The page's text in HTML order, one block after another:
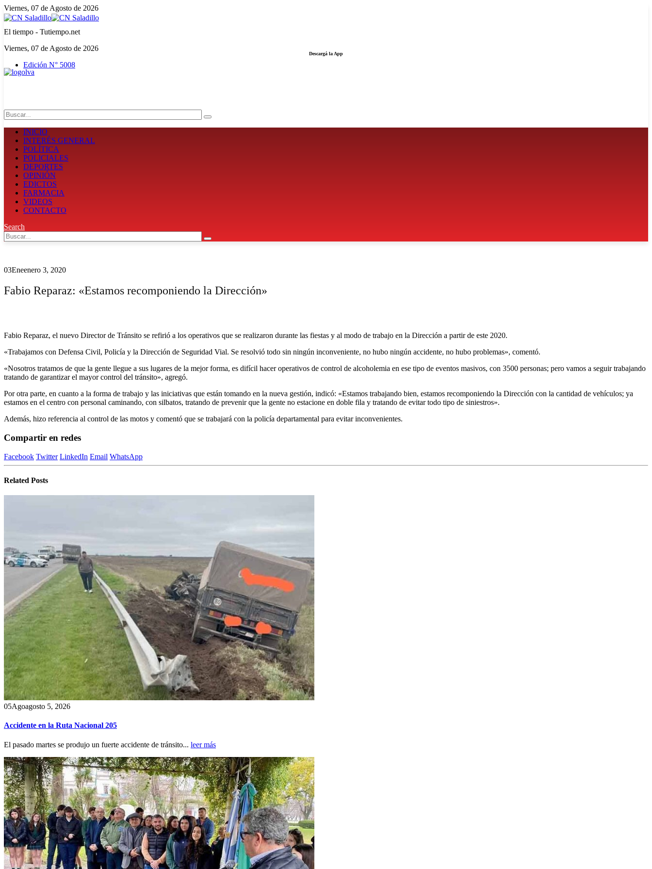
Viernes, 07 de Agosto de 2026
El tiempo - Tutiempo.net
Viernes, 07 de Agosto de 2026
Edición N° 5008
Descargá la App
INICIO
INTERÉS GENERAL
POLÍTICA
POLICIALES
DEPORTES
OPINIÓN
EDICTOS
FARMACIA
VIDEOS
CONTACTO
Search
03Eneenero 3, 2020
Fabio Reparaz: «Estamos recomponiendo la Dirección»
Fabio Reparaz, el nuevo Director de Tránsito se refirió a los operativos que se realizaron durante las fiestas y al modo de trabajo en la Dirección a partir de este 2020.
«Trabajamos con Defensa Civil, Policía y la Dirección de Seguridad Vial. Se resolvió todo sin ningún inconveniente, no hubo ningún accidente, no hubo problemas», comentó.
«Nosotros tratamos de que la gente llegue a sus lugares de la mejor forma, es difícil hacer operativos de control de alcoholemia en ese tipo de eventos masivos, con 3500 personas; pero vamos a seguir trabajando
tratando de garantizar el mayor control del tránsito», agregó.
Por otra parte, en cuanto a la forma de trabajo y las iniciativas que están tomando en la nueva gestión, indicó: «Estamos trabajando bien, estamos recomponiendo la Dirección con la cantidad de vehículos; ya
estamos en el centro con personal caminando, con silbatos, tratando de prevenir que la gente no estacione en doble fila y tratando de evitar todo tipo de siniestros».
Además, hizo referencia al control de las motos y comentó que se trabajará con la policía departamental para evitar inconvenientes.
Compartir en redes
Facebook Twitter LinkedIn Email WhatsApp
Related Posts
05Agoagosto 5, 2026
Accidente en la Ruta Nacional 205
El pasado martes se produjo un fuerte accidente de tránsito... leer más